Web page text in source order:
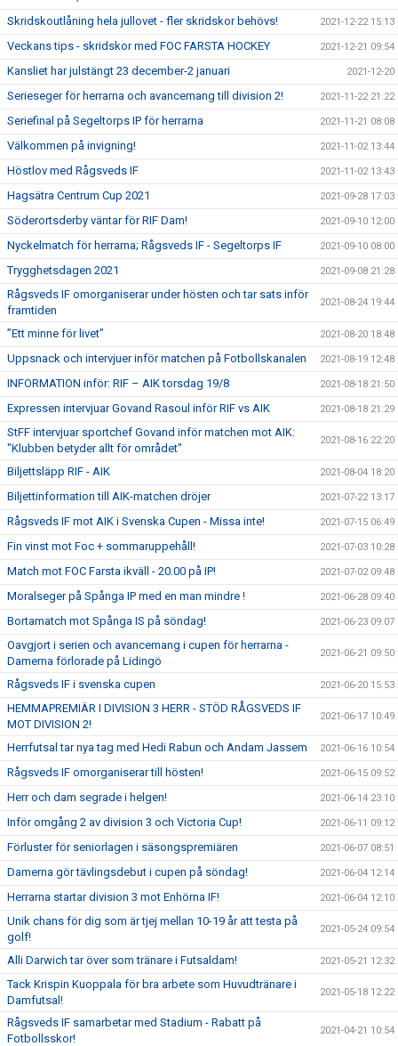
Skridskoutlåning hela jullovet - fler skridskor behövs! 2021-12-22 15:13
Veckans tips - skridskor med FOC FARSTA HOCKEY 2021-12-21 09:54
Kansliet har julstängt 23 december-2 januari 2021-12-20
Serieseger för herrarna och avancemang till division 2! 2021-11-22 21:22
Seriefinal på Segeltorps IP för herrarna 2021-11-21 08:08
Välkommen på invigning! 2021-11-02 13:44
Höstlov med Rågsveds IF 2021-11-02 13:43
Hagsätra Centrum Cup 2021 2021-09-28 17:03
Söderortsderby väntar för RIF Dam! 2021-09-10 12:00
Nyckelmatch för herrarna; Rågsveds IF - Segeltorps IF 2021-09-10 08:00
Trygghetsdagen 2021 2021-09-08 21:28
Rågsveds IF omorganiserar under hösten och tar sats inför
framtiden
2021-08-24 19:44
”Ett minne för livet” 2021-08-20 18:48
Uppsnack och intervjuer inför matchen på Fotbollskanalen 2021-08-19 12:48
INFORMATION inför: RIF – AIK torsdag 19/8 2021-08-18 21:50
Expressen intervjuar Govand Rasoul inför RIF vs AIK 2021-08-18 21:29
StFF intervjuar sportchef Govand inför matchen mot AIK:
"Klubben betyder allt för området"
2021-08-16 22:20
Biljettsläpp RIF - AIK 2021-08-04 18:20
Biljettinformation till AIK-matchen dröjer 2021-07-22 13:17
Rågsveds IF mot AIK i Svenska Cupen - Missa inte! 2021-07-15 06:49
Fin vinst mot Foc + sommaruppehåll! 2021-07-03 10:28
Match mot FOC Farsta ikväll - 20.00 på IP! 2021-07-02 09:48
Moralseger på Spånga IP med en man mindre ! 2021-06-28 09:40
Bortamatch mot Spånga IS på söndag! 2021-06-23 09:07
Oavgjort i serien och avancemang i cupen för herrarna -
Damerna förlorade på Lidingö
2021-06-21 09:50
Rågsveds IF i svenska cupen 2021-06-20 15:53
HEMMAPREMIÄR I DIVISION 3 HERR - STÖD RÅGSVEDS IF
MOT DIVISION 2!
2021-06-17 10:49
Herrfutsal tar nya tag med Hedi Rabun och Andam Jassem 2021-06-16 10:54
Rågsveds IF omorganiserar till hösten! 2021-06-15 09:52
Herr och dam segrade i helgen! 2021-06-14 23:10
Inför omgång 2 av division 3 och Victoria Cup! 2021-06-11 09:12
Förluster för seniorlagen i säsongspremiären 2021-06-07 08:51
Damerna gör tävlingsdebut i cupen på söndag! 2021-06-04 12:14
Herrarna startar division 3 mot Enhörna IF! 2021-06-04 12:10
Unik chans för dig som är tjej mellan 10-19 år att testa på
golf!
2021-05-24 09:54
Alli Darwich tar över som tränare i Futsaldam! 2021-05-21 12:32
Tack Krispin Kuoppala för bra arbete som Huvudtränare i
Damfutsal!
2021-05-18 12:22
Rågsveds IF samarbetar med Stadium - Rabatt på
Fotbollsskor!
2021-04-21 10:54